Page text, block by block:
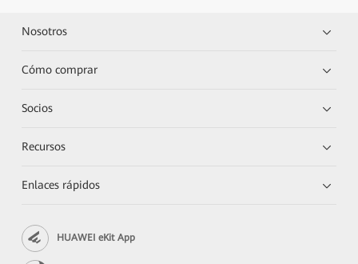
Nosotros
Cómo comprar
Socios
Recursos
Enlaces rápidos
HUAWEI eKit App